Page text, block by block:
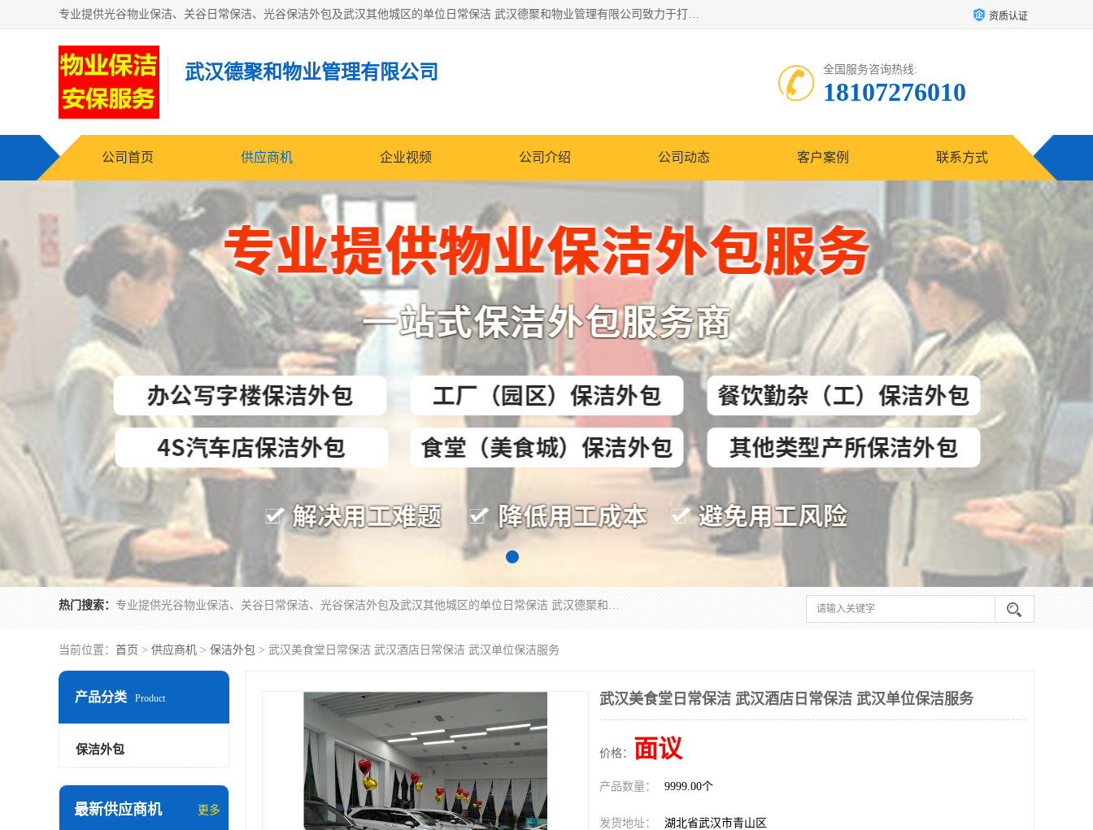
专业提供光谷物业保洁、关谷日常保洁、光谷保洁外包及武汉其他城区的单位日常保洁 武汉德聚和物业管理有限公司致力于打造中国专业物业保洁服务、日常保洁及其他保洁清洗外包服务。自公司成立以来提倡以先进的物业管理理念和模式经营，谋篇布局，以“至诚服务、精益求精、规范管理、锐意拓新”为质量方针，强化内部管理，为业主提供专业化、标准化和精细化的全方位物业服务，管理服务水平得到了广大业主和业内人士的一致好评。 资质认证
武汉德聚和物业管理有限公司 全国服务咨询热线:
18107276010
公司首页 供应商机 企业视频 公司介绍 公司动态 客户案例 联系方式
热门搜索： 专业提供光谷物业保洁、关谷日常保洁、光谷保洁外包及武汉其他城区的单位日常保洁 武汉德聚和物业管理有限公司致力于打造中国专业物业保洁服务、日常保洁及其他保洁清洗外包服务。自公司成立以来提倡以先进的物业管理理念和模式经营，谋篇布局，以“至诚服务、精益求精、规范管理、锐意拓新”为质量方针，强化内部管理，为业主提供专业化、标准化和精细化的全方位物业服务，管理服务水平得到了广大业主和业内人士的一致好评。
当前位置： 首页 > 供应商机 > 保洁外包 > 武汉美食堂日常保洁 武汉酒店日常保洁 武汉单位保洁服务
产品分类 Product
保洁外包
最新供应商机 更多
武汉美食堂日常保洁 武汉酒店日常保洁 武汉单位保洁服务
价格： 面议
产品数量： 9999.00个
发货地址： 湖北省武汉市青山区